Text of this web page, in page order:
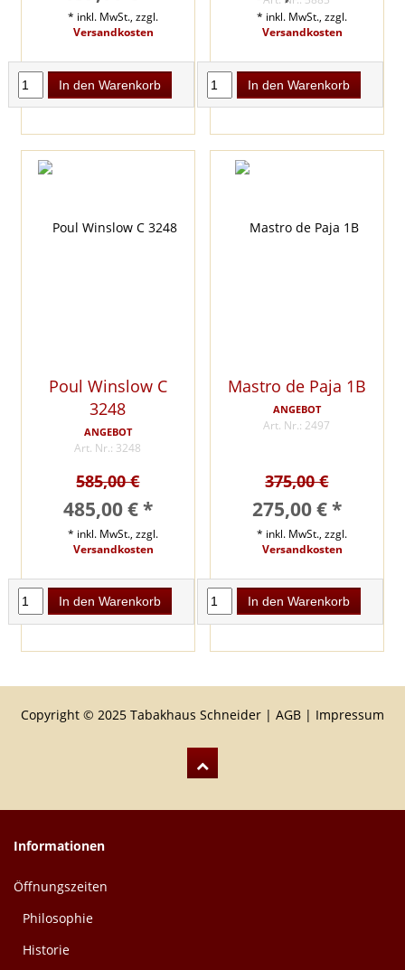
* inkl. MwSt., zzgl.
Versandkosten
In den Warenkorb
* inkl. MwSt., zzgl.
Versandkosten
In den Warenkorb
Poul Winslow C
3248
ANGEBOT
Art. Nr.: 3248
485,00 € *
585,00 €
* inkl. MwSt., zzgl.
Versandkosten
In den Warenkorb
Mastro de Paja 1B
ANGEBOT
Art. Nr.: 2497
275,00 € *
375,00 €
* inkl. MwSt., zzgl.
Versandkosten
In den Warenkorb
Copyright © 2025 Tabakhaus Schneider | AGB | Impressum
Informationen
Öffnungszeiten
Philosophie
Historie